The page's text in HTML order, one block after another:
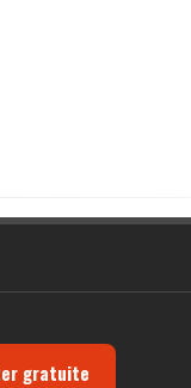
gratuite